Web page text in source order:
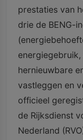
prestaties van
drie de BENG-
energiegebruik,
hernieuwbare
vastleggen en
officieel
de Rijksdienst
Nederland